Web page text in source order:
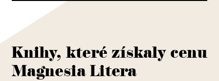
Knihy, které získaly cenu
Magnesia Litera